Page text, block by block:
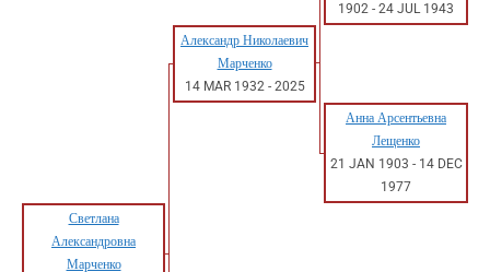
1902 - 24 JUL 1943
Александр Николаевич
Марченко
14 MAR 1932- 2025
Анна Арсентьевна
Лещенко
21 JAN 1903 - 14 DEC
1977
Светлана
Александровна
Марченко